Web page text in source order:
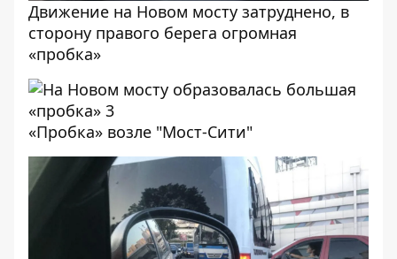
Движение на Новом мосту затруднено, в
сторону правого берега огромная
«пробка»
«Пробка» возле "Мост-Сити"